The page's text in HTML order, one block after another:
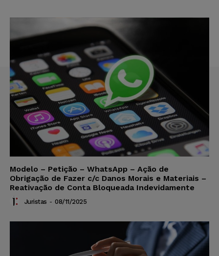
Modelo – Petição – WhatsApp – Ação de
Obrigação de Fazer c/c Danos Morais e Materiais –
Reativação de Conta Bloqueada Indevidamente
Juristas - 08/11/2025